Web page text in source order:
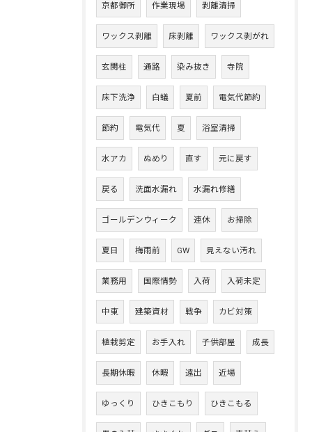
京都御所 作業現場 剥離清掃
ワックス剥離 床剥離 ワックス剥がれ
玄関柱 通路 染み抜き 寺院
床下洗浄 白蟻 夏前 電気代節約
節約 電気代 夏 浴室清掃
水アカ ぬめり 直す 元に戻す
戻る 洗面水漏れ 水漏れ修繕
ゴールデンウィーク 連休 お掃除
夏日 梅雨前 GW 見えない汚れ
業務用 国際情勢 入荷 入荷未定
中東 建築資材 戦争 カビ対策
植栽剪定 お手入れ 子供部屋 成長
長期休暇 休暇 遠出 近場
ゆっくり ひきこもり ひきこもる